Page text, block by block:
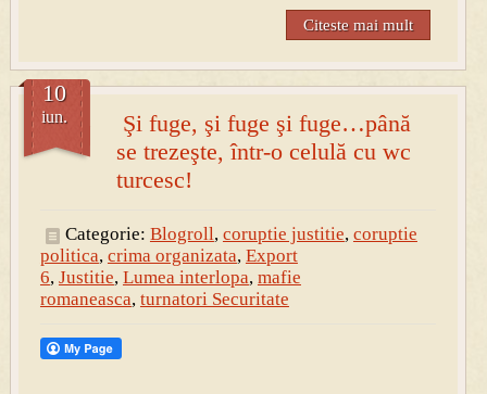
Citeste mai mult
Şi fuge, şi fuge şi fuge…până
se trezeşte, într-o celulă cu wc
turcesc!
10
iun.
Categorie: Blogroll, coruptie justitie, coruptie
politica, crima organizata, Export
6, Justitie, Lumea interlopa, mafie
romaneasca, turnatori Securitate